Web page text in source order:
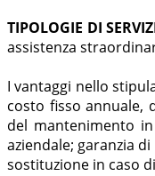
TIPOLOGIE DI
assistenza
I vantaggi nello
costo fisso annuale,
del mantenimento
aziendale; garanzia
sostituzione in caso